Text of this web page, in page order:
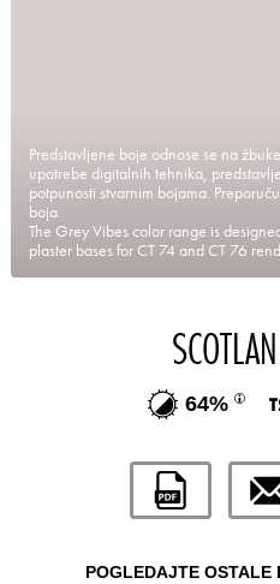
Predstavljene boje odnose se na
upotrebe digitalnih tehnika,
potpunosti stvarnim bojama.
boja.
The Grey Vibes color range is
plaster bases for CT 74 and CT 76
64%
POGLEDAJTE OSTALE